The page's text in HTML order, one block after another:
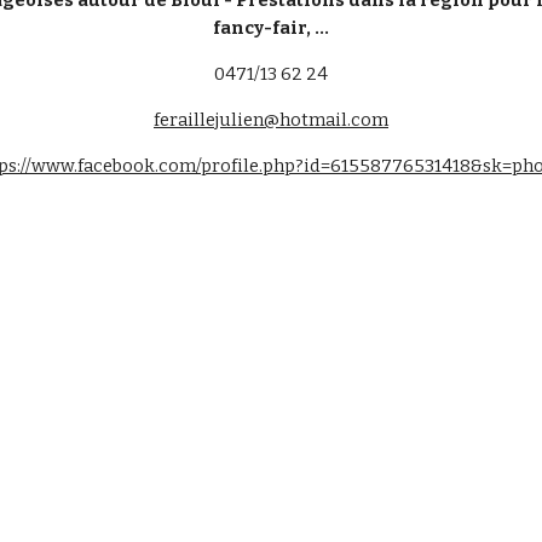
fancy-fair, ...
0471/13 62 24
feraillejulien@hotmail.com
www.facebook.com/